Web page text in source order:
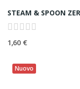
1,60 €
Nuovo